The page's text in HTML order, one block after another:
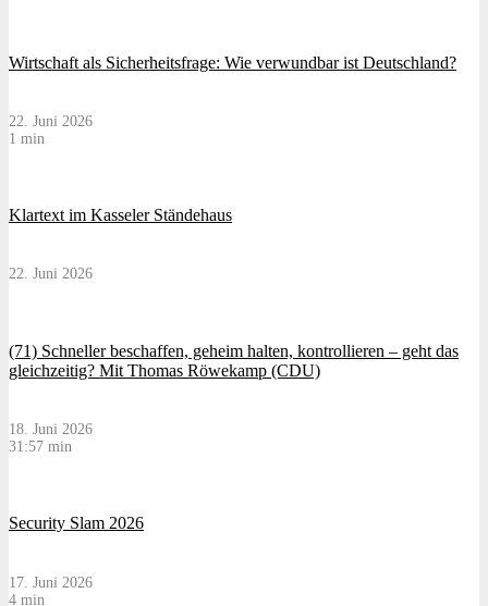
Wirtschaft als Sicherheitsfrage: Wie verwundbar ist Deutschland?
22. Juni 2026
1 min
Klartext im Kasseler Ständehaus
22. Juni 2026
(71) Schneller beschaffen, geheim halten, kontrollieren – geht das
gleichzeitig? Mit Thomas Röwekamp (CDU)
18. Juni 2026
31:57 min
Security Slam 2026
17. Juni 2026
4 min